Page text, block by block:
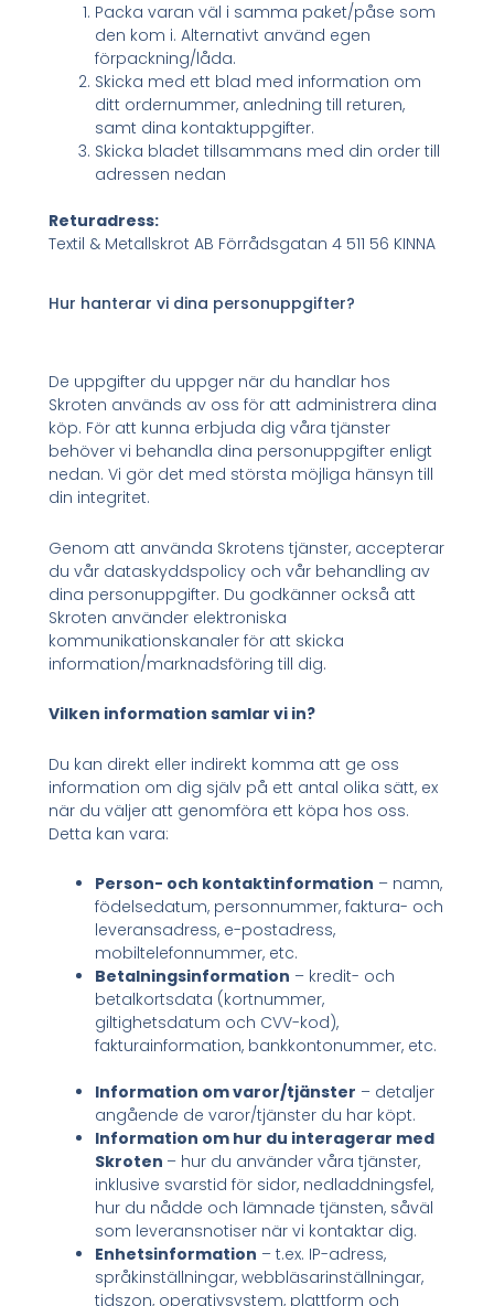
Packa varan väl i samma paket/påse som
den kom i. Alternativt använd egen
förpackning/låda.
Skicka med ett blad med information om
ditt ordernummer, anledning till returen,
samt dina kontaktuppgifter.
Skicka bladet tillsammans med din order till
adressen nedan
Returadress:
Textil & Metallskrot AB Förrådsgatan 4 511 56 KINNA
Hur hanterar vi dina personuppgifter?
De uppgifter du uppger när du handlar hos
Skroten används av oss för att administrera dina
köp. För att kunna erbjuda dig våra tjänster
behöver vi behandla dina personuppgifter enligt
nedan. Vi gör det med största möjliga hänsyn till
din integritet.
Genom att använda Skrotens tjänster, accepterar
du vår dataskyddspolicy och vår behandling av
dina personuppgifter. Du godkänner också att
Skroten använder elektroniska
kommunikationskanaler för att skicka
information/marknadsföring till dig.
Vilken information samlar vi in?
Du kan direkt eller indirekt komma att ge oss
information om dig själv på ett antal olika sätt, ex
när du väljer att genomföra ett köpa hos oss.
Detta kan vara:
Person- och kontaktinformation – namn,
födelsedatum, personnummer, faktura- och
leveransadress, e-postadress,
mobiltelefonnummer, etc.
Betalningsinformation – kredit- och
betalkortsdata (kortnummer,
giltighetsdatum och CVV-kod),
fakturainformation, bankkontonummer, etc.
Information om varor/tjänster – detaljer
angående de varor/tjänster du har köpt.
Information om hur du interagerar med
Skroten – hur du använder våra tjänster,
inklusive svarstid för sidor, nedladdningsfel,
hur du nådde och lämnade tjänsten, såväl
som leveransnotiser när vi kontaktar dig.
Enhetsinformation – t.ex. IP-adress,
språkinställningar, webbläsarinställningar,
tidszon, operativsystem, plattform och